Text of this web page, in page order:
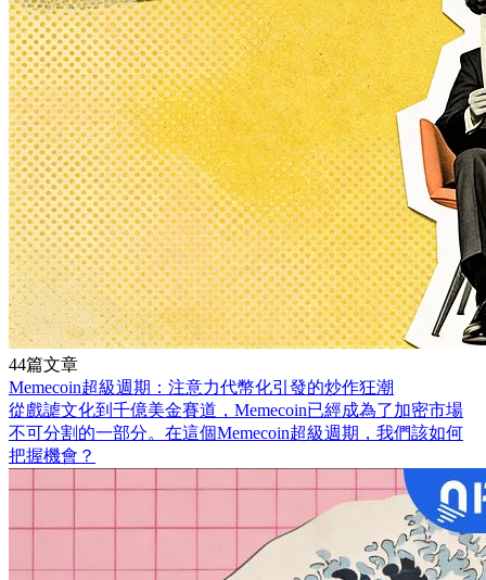
44篇文章
Memecoin超級週期：注意力代幣化引發的炒作狂潮
從戲謔文化到千億美金賽道，Memecoin已經成為了加密市場
不可分割的一部分。在這個Memecoin超級週期，我們該如何
把握機會？